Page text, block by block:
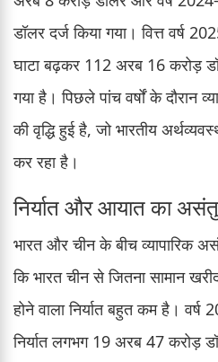
डॉलर दर्ज किया गया। वित्त वर्ष
घाटा बढ़कर 112 अरब 16 करोड़
गया है। पिछले पांच वर्षों के दौरान
की वृद्धि हुई है, जो भारतीय
कर रहा है।
निर्यात और आयात का
भारत और चीन के बीच व्यापारिक
कि भारत चीन से जितना सामान
होने वाला निर्यात बहुत कम है।
निर्यात लगभग 19 अरब 47 करोड़